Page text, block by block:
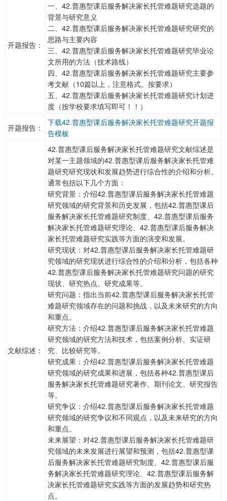
开题报告：
一、42.普惠型课后服务解决家长托管难题研究选题的
背景与研究意义
二、42.普惠型课后服务解决家长托管难题研究研究的
思路与主要内容
三、42.普惠型课后服务解决家长托管难题研究毕业论
文所用的方法（技术路线）
四、42.普惠型课后服务解决家长托管难题研究主要参
考文献（10篇以上，注意格式。按要求）
五、42.普惠型课后服务解决家长托管难题研究计划进
度（按学校要求填写即可！！）
开题报告：
下载42.普惠型课后服务解决家长托管难题研究开题报
告模板
文献综述：
42.普惠型课后服务解决家长托管难题研究文献综述是
对某一主题领域的42.普惠型课后服务解决家长托管难
题研究研究现状和发展趋势进行综合性的介绍和分析。
通常包括以下几个方面：
研究背景：介绍42.普惠型课后服务解决家长托管难题
研究领域的研究背景和历史发展，包括42.普惠型课后
服务解决家长托管难题研究制度、42.普惠型课后服务
解决家长托管难题研究理论、42.普惠型课后服务解决
家长托管难题研究实践等方面的演变和发展。
研究现状：对42.普惠型课后服务解决家长托管难题研
究领域的研究现状进行综合性的介绍和分析，包括各种
42.普惠型课后服务解决家长托管难题研究问题的研究
现状、研究热点、研究成果等。
研究问题：指出当前42.普惠型课后服务解决家长托管
难题研究领域存在的问题和挑战，以及未来研究的方向
和重点。
研究方法：介绍42.普惠型课后服务解决家长托管难题
研究领域的研究方法和技术，包括案例分析、实证研
究、比较研究等。
研究成果：介绍42.普惠型课后服务解决家长托管难题
研究领域的研究成果和进展，包括各种42.普惠型课后
服务解决家长托管难题研究著作、期刊论文、研究报告
等。
研究争议：介绍42.普惠型课后服务解决家长托管难题
研究领域的研究争议和不同观点，以及未来研究的方向
和重点。
未来展望：对42.普惠型课后服务解决家长托管难题研
究领域的未来发展进行展望和预测，包括42.普惠型课
后服务解决家长托管难题研究制度、42.普惠型课后服
务解决家长托管难题研究理论、42.普惠型课后服务解
决家长托管难题研究实践等方面的发展趋势和研究热
点。